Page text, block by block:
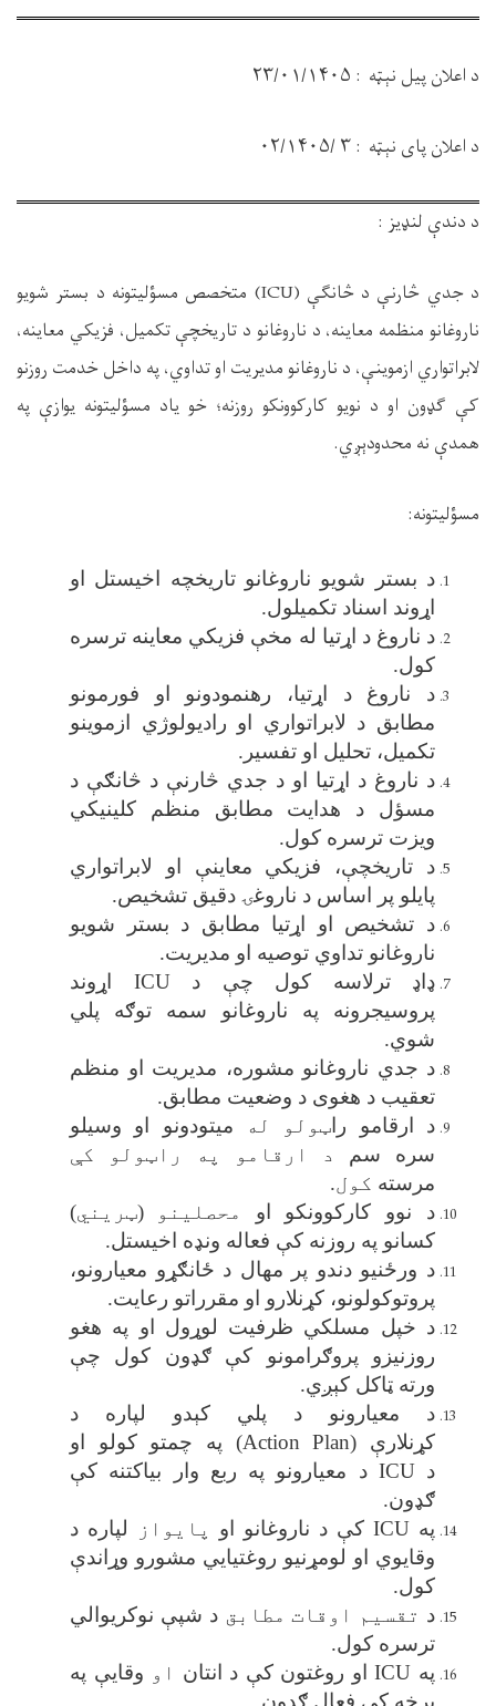
د اعلان پیل نېټه :
د اعلان پای نېټه :
د دندې لنډیز :
د جدي څارنې د څانګې (ICU) متخصص مسؤلیتونه د بستر شویو
ناروغانو منظمه معاینه، د ناروغانو د تاریخچې تکمیل، فزیکي معاینه،
لابراتواري ازموینې، د ناروغانو مدیریت او تداوي، په داخل خدمت روزنو
کې ګډون او د نویو کارکوونکو روزنه؛ خو یاد مسؤلیتونه یوازې په
همدې نه محدودېږي.
مسؤلیتونه:
د بستر شویو ناروغانو تاریخچه اخیستل او
اړوند اسناد تکمیلول.
د ناروغ د اړتیا له مخې فزیکي معاینه ترسره
کول.
د ناروغ د اړتیا، رهنمودونو او فورمونو
مطابق د لابراتواري او رادیولوژي ازموینو
تکمیل، تحلیل او تفسیر .
د ناروغ د اړتیا او د جدي څارنې د څانګې د
مسؤل د هدایت مطابق منظم کلینیکي
ویزت ترسره کول.
د تاریخچې، فزیکي معاینې او لابراتواري
پایلو پر اساس د ناروغۍ دقیق تشخیص.
د تشخیص او اړتیا مطابق د بستر شویو
ناروغانو تداوي توصیه او مدیریت.
ډاډ ترلاسه کول چې د ICU
اړوند
پروسیجرونه په ناروغانو سمه توګه پلي
شوي.
د جدي‌ ناروغانو مشوره، مدیریت او منظم
تعقیب د هغوی د وضعیت مطابق.
د ارقامو را ټولو له
میتودونو او وسیلو
سره سم
د ارقامو په راټولو کې
مرسته کول.
د نوو کارکوونکو او
محصلینو
(ټریني)
کسانو په روزنه کې فعاله ونډه اخیستل.
د ورځنیو دندو پر مهال د ځانګړو معیارونو،
پروتوکولونو، کړنلارو او مقرراتو رعایت.
د خپل مسلکي ظرفیت لوړول او په هغو
روزنیزو پروګرامونو کې ګډون کول چې
ورته ټاکل کېږي.
د معیارونو د پلي کېدو لپاره د
کړنلارې (Action Plan) په چمتو کولو او
د ICUد معیارونو په ربع وار بیاکتنه کې
ګډون.
په ICU کې د ناروغانو او پایواز
لپاره د
وقایوي او لومړنیو روغتیايي مشورو وړاندې
کول.
د تقسیم اوقات مطابقد شپې نوکریوالي
ترسره کول.
په ICU او روغتون کې د انتان او وقایې په
برخه کې فعال ګډون